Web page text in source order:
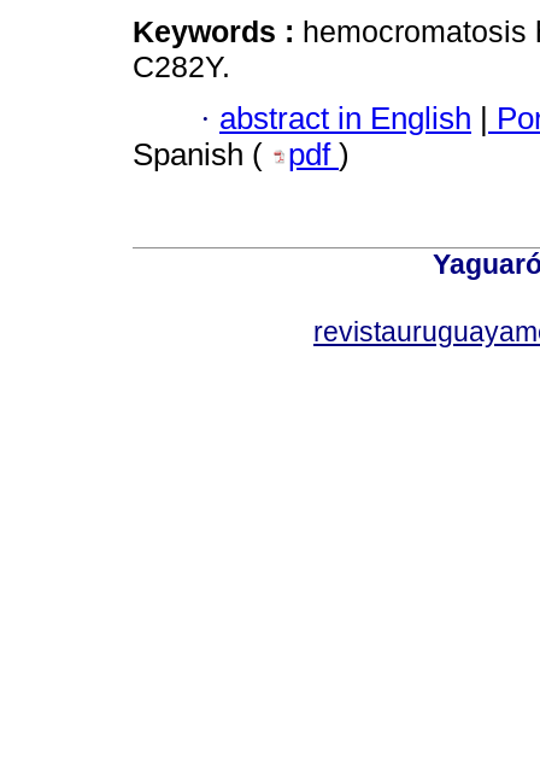
Keywords : hemocromatosis
C282Y.
· abstract in English |
Spanish (
pdf )